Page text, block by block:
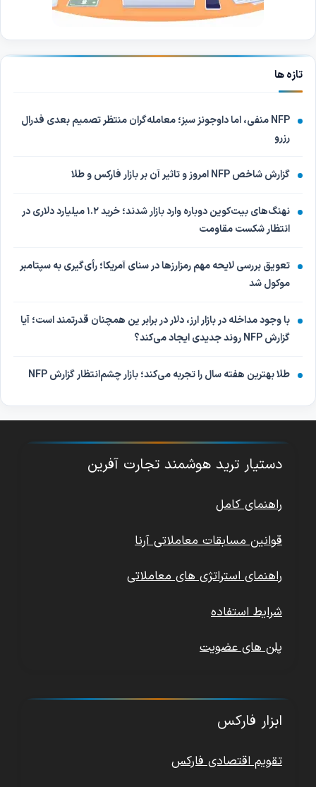
تازه ها
NFP منفی، اما داوجونز سبز؛ معامله‌گران منتظر تصمیم بعدی فدرال
رزرو
گزارش شاخص NFP امروز و تاثیر آن بر بازار فارکس و طلا
نهنگ‌های بیت‌کوین دوباره وارد بازار شدند؛ خرید ۱.۲ میلیارد دلاری در
انتظار شکست مقاومت
تعویق بررسی لایحه مهم رمزارزها در سنای آمریکا؛ رأی‌گیری به سپتامبر
موکول شد
با وجود مداخله در بازار ارز، دلار در برابر ین همچنان قدرتمند است؛ آیا
گزارش NFP روند جدیدی ایجاد می‌کند؟
طلا بهترین هفته سال را تجربه می‌کند؛ بازار چشم‌انتظار گزارش NFP
دستیار ترید هوشمند تجارت آفرین
راهنمای کامل
قوانین مسابقات معاملاتی آرنا
راهنمای استراتژی های معاملاتی
شرایط استفاده
پلن های عضویت
ابزار فارکس
تقویم اقتصادی فارکس